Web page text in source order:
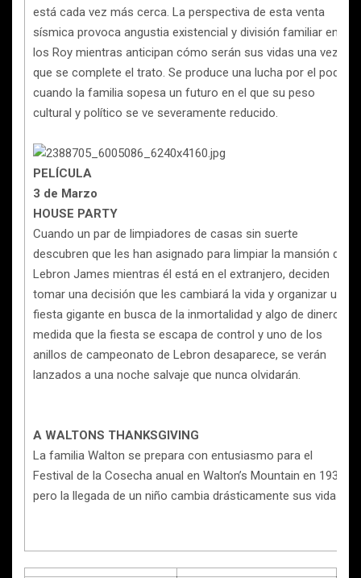
está cada vez más cerca. La perspectiva de esta venta
sísmica provoca angustia existencial y división familiar entre
los Roy mientras anticipan cómo serán sus vidas una vez
que se complete el trato. Se produce una lucha por el poder
cuando la familia sopesa un futuro en el que su peso
cultural y político se ve severamente reducido.
PELÍCULA
3 de Marzo
HOUSE PARTY
Cuando un par de limpiadores de casas sin suerte
descubren que les han asignado para limpiar la mansión de
Lebron James mientras él está en el extranjero, deciden
tomar una decisión que les cambiará la vida y organizar una
fiesta gigante en busca de la inmortalidad y algo de dinero. A
medida que la fiesta se escapa de control y uno de los
anillos de campeonato de Lebron desaparece, se verán
lanzados a una noche salvaje que nunca olvidarán.
A WALTONS THANKSGIVING
La familia Walton se prepara con entusiasmo para el
Festival de la Cosecha anual en Walton’s Mountain en 1934,
pero la llegada de un niño cambia drásticamente sus vidas.